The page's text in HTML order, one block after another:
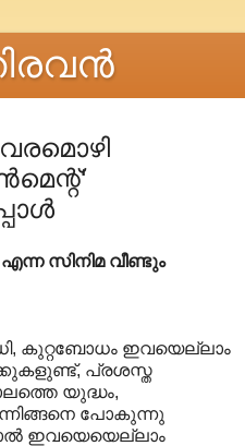
സിനിമ വീണ്ടും
ഇവയെല്ലാം
പ്രശസ്ത
യുദ്ധം,
പോകുന്നു
ഇവയെയെല്ലാം